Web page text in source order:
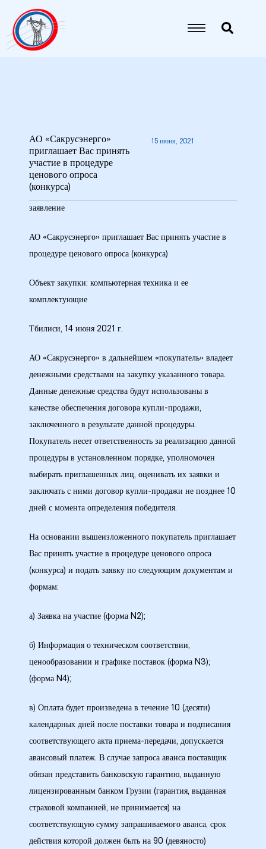
АО «Сакрусэнерго»
приглашает Вас принять
участие в процедуре
ценового опроса
(конкурса)
15 июня, 2021
заявление
АО «Сакрусэнерго» приглашает Вас принять участие в
процедуре ценового опроса (конкурса)
Объект закупки: компьютерная техника и ее
комплектующие
Тбилиси, 14 июня 2021 г.
АО «Сакрусэнерго» в дальнейшем «покупатель» владеет
денежными средствами на закупку указанного товара.
Данные денежные средства будут использованы в
качестве обеспечения договора купли-продажи,
заключенного в результате данной процедуры.
Покупатель несет ответственность за реализацию данной
процедуры в установленном порядке, уполномочен
выбирать приглашенных лиц, оценивать их заявки и
заключать с ними договор купли-продажи не позднее 10
дней с момента определения победителя.
На основании вышеизложенного покупатель приглашает
Вас принять участие в процедуре ценового опроса
(конкурса) и подать заявку по следующим документам и
формам:
а) Заявка на участие (форма N2);
б) Информация о техническом соответствии,
ценообразовании и графике поставок (форма N3);
(форма N4);
в) Оплата будет произведена в течение 10 (десяти)
календарных дней после поставки товара и подписания
соответствующего акта приема-передачи, допускается
авансовый платеж. В случае запроса аванса поставщик
обязан представить банковскую гарантию, выданную
лицензированным банком Грузии (гарантия, выданная
страховой компанией, не принимается) на
соответствующую сумму запрашиваемого аванса, срок
действия которой должен быть на 90 (девяносто)